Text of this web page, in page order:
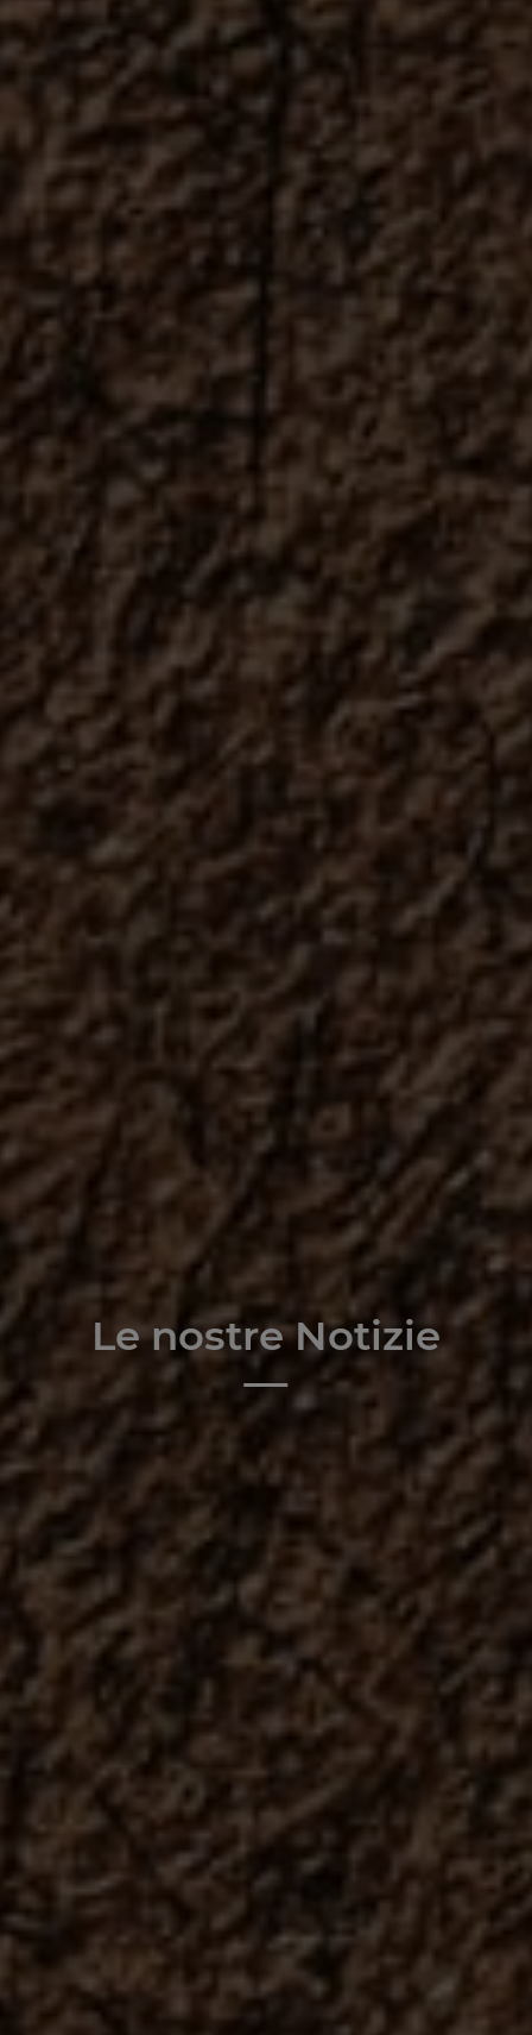
Le nostre Notizie